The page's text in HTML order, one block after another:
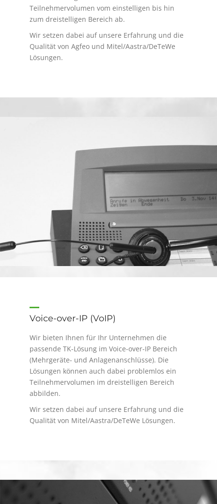
Teilnehmervolumen vom einstelligen bis hin
zum dreistelligen Bereich ab.
Wir setzen dabei auf unsere Erfahrung und die
Qualität von Agfeo und Mitel/Aastra/DeTeWe
Lösungen.
Voice-over-IP (VoIP)
Wir bieten Ihnen für Ihr Unternehmen die
passende TK-Lösung im Voice-over-IP Bereich
(Mehrgeräte- und Anlagenanschlüsse). Die
Lösungen können auch dabei problemlos ein
Teilnehmervolumen im dreistelligen Bereich
abbilden.
Wir setzen dabei auf unsere Erfahrung und die
Qualität von Mitel/Aastra/DeTeWe Lösungen.